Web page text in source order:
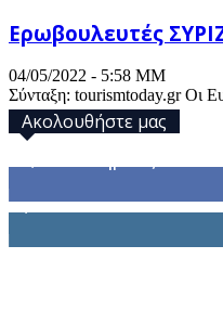
Ερωβουλευτές
04/05/2022 - 5:58 ΜΜ
Σύνταξη: tourismtoday.gr Οι
Ακολουθήστε μας